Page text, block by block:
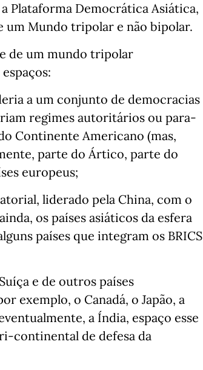
Plataforma Democrática Asiática,
um Mundo tripolar e não bipolar.
de um mundo tripolar
a um conjunto de democracias
regimes autoritários ou para-
Continente Americano (mas,
parte do Ártico, parte do
europeus;
liderado pela China, com o
os países asiáticos da esfera
países que integram os BRICS
e de outros países
exemplo, o Canadá, o Japão, a
a Índia, espaço esse
continental de defesa da